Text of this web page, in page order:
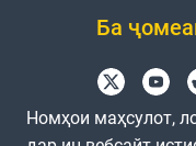
Ба
Номҳои маҳсулот,